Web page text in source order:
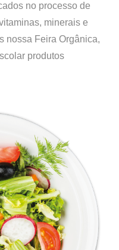
no processo de
minerais e
nossa Feira Orgânica,
produtos